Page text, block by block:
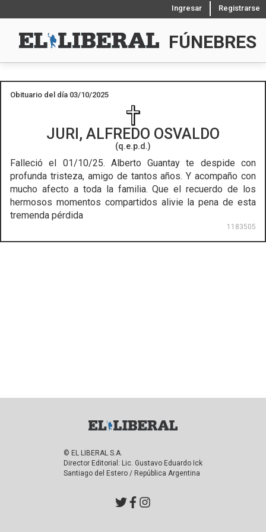
Ingresar Registrarse
FÚNEBRES
Obituario del día 03/10/2025
JURI, ALFREDO OSVALDO
(q.e.p.d.)
Falleció el 01/10/25. Alberto Guantay te despide con
profunda tristeza, amigo de tantos años. Y acompaño con
mucho afecto a toda la familia. Que el recuerdo de los
hermosos momentos compartidos alivie la pena de esta
tremenda pérdida
1183505
© EL LIBERAL S.A.
Director Editorial: Lic. Gustavo Eduardo Ick
Santiago del Estero / República Argentina